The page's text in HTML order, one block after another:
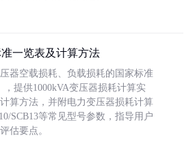
一览表及计算方法
器空载损耗、负载损耗的国家标准
，提供1000kVA变压器损耗计算实
算方法，并附电力变压器损耗计算
SCB13等常见型号参数，指导用户
估要点。